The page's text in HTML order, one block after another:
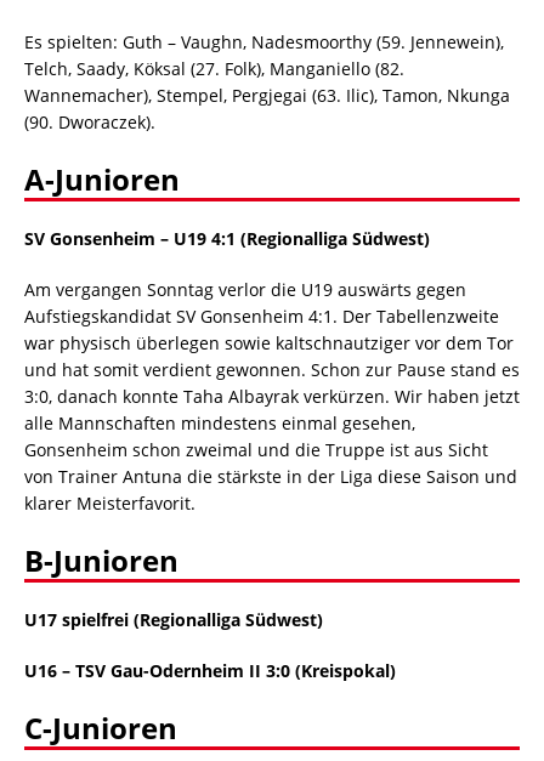
Es spielten: Guth – Vaughn, Nadesmoorthy (59. Jennewein),
Telch, Saady, Köksal (27. Folk), Manganiello (82.
Wannemacher), Stempel, Pergjegai (63. Ilic), Tamon, Nkunga
(90. Dworaczek).
A-Junioren
SV Gonsenheim – U19 4:1 (Regionalliga Südwest)
Am vergangen Sonntag verlor die U19 auswärts gegen
Aufstiegskandidat SV Gonsenheim 4:1. Der Tabellenzweite
war physisch überlegen sowie kaltschnautziger vor dem Tor
und hat somit verdient gewonnen. Schon zur Pause stand es
3:0, danach konnte Taha Albayrak verkürzen. Wir haben jetzt
alle Mannschaften mindestens einmal gesehen,
Gonsenheim schon zweimal und die Truppe ist aus Sicht
von Trainer Antuna die stärkste in der Liga diese Saison und
klarer Meisterfavorit.
B-Junioren
U17 spielfrei (Regionalliga Südwest)
U16 – TSV Gau-Odernheim II 3:0 (Kreispokal)
C-Junioren